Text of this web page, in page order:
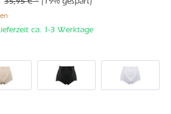
ca. 1-3 Werktage